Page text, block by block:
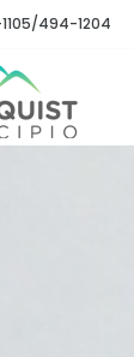
494-1204